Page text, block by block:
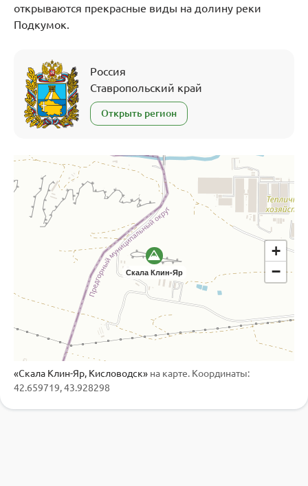
открываются прекрасные виды на долину реки
Подкумок.
Россия
Ставропольский край
Открыть регион
Скала Клин-Яр
+
−
«Скала Клин-Яр, Кисловодск» на карте. Координаты:
42.659719, 43.928298